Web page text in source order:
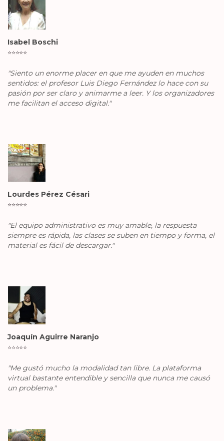
Isabel Boschi
⭐️⭐️⭐️⭐️⭐️
"Siento un enorme placer en que me ayuden en muchos
sentidos: el profesor Luis Diego Fernández lo hace con su
pasión por ser claro y animarme a leer. Y los organizadores
me facilitan el acceso digital."
Lourdes Pérez Césari
⭐️⭐️⭐️⭐️⭐️
"El equipo administrativo es muy amable, la respuesta
siempre es rápida, las clases se suben en tiempo y forma, el
material es fácil de descargar."
Joaquín Aguirre Naranjo
⭐️⭐️⭐️⭐️⭐️
"Me gustó mucho la modalidad tan libre. La plataforma
virtual bastante entendible y sencilla que nunca me causó
un problema."